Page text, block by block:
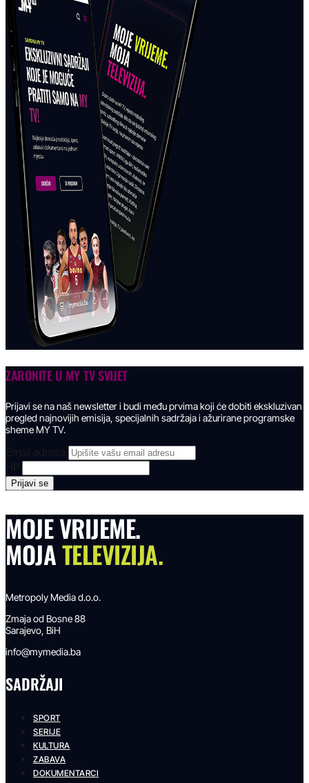
ZARONITE U MY TV SVIJET
Prijavi se na naš newsletter i budi među prvima koji će dobiti ekskluzivan
pregled najnovijih emisija, specijalnih sadržaja i ažurirane programske
sheme MY TV.
Email adresa
MOJE VRIJEME.
MOJATELEVIZIJA.
Metropoly Media d.o.o.
Zmaja od Bosne 88
Sarajevo, BiH
info@mymedia.ba
SADRŽAJI
SPORT
SERIJE
KULTURA
ZABAVA
DOKUMENTARCI